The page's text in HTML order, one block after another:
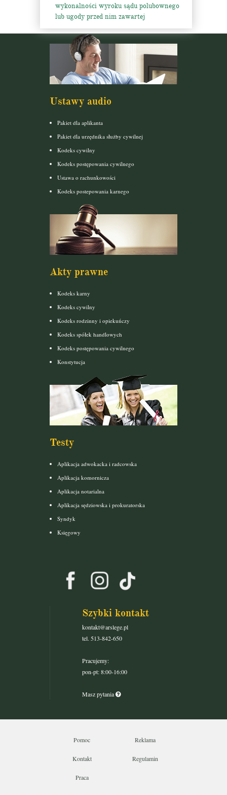
wykonalności wyroku sądu polubownego
lub ugody przed nim zawartej
Ustawy audio
Pakiet dla aplikanta
Pakiet dla urzędnika służby cywilnej
Kodeks cywilny
Kodeks postępowania cywilnego
Ustawa o rachunkowości
Kodeks postepowania karnego
Akty prawne
Kodeks karny
Kodeks cywilny
Kodeks rodzinny i opiekuńczy
Kodeks spółek handlowych
Kodeks postępowania cywilnego
Konstytucja
Testy
Aplikacja adwokacka i radcowska
Aplikacja komornicza
Aplikacja notarialna
Aplikacja sędziowska i prokuratorska
Syndyk
Księgowy
Szybki kontakt
kontakt@arslege.pl
tel. 513-842-650
Pracujemy:
pon-pt: 8:00-16:00
Masz pytania
Pomoc Reklama
Kontakt Regulamin
Praca